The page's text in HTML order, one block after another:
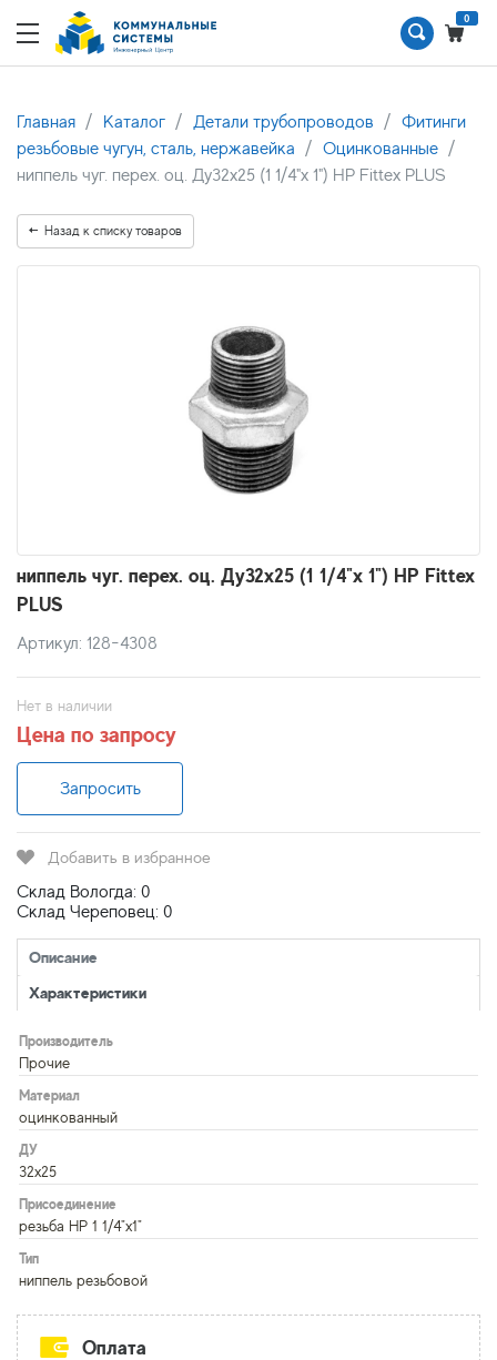
0
Главная Каталог Детали трубопроводов
Фитинги
резьбовые чугун, сталь, нержавейка
Оцинкованные
ниппель чуг. перех. оц. Ду32х25 (1 1/4"х 1") НР Fittex PLUS
Назад к списку товаров
ниппель чуг. перех. оц. Ду32х25 (1 1/4"х 1") НР Fittex
PLUS
Артикул: 128-4308
Нет в наличии
Цена по запросу
Запросить
Добавить в избранное
Склад Вологда: 0
Склад Череповец: 0
Описание
Характеристики
Производитель
Прочие
Материал
оцинкованный
ДУ
32х25
Присоединение
резьба НР 1 1/4"х1"
Тип
ниппель резьбовой
Оплата